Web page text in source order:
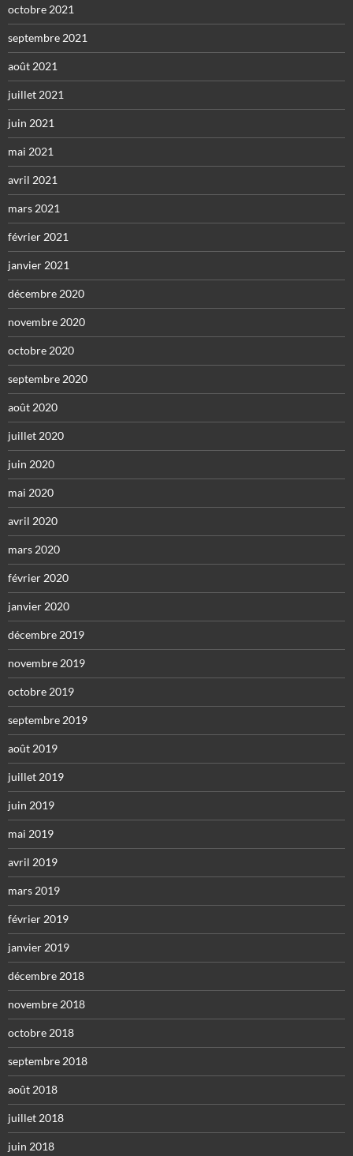
octobre 2021
septembre 2021
août 2021
juillet 2021
juin 2021
mai 2021
avril 2021
mars 2021
février 2021
janvier 2021
décembre 2020
novembre 2020
octobre 2020
septembre 2020
août 2020
juillet 2020
juin 2020
mai 2020
avril 2020
mars 2020
février 2020
janvier 2020
décembre 2019
novembre 2019
octobre 2019
septembre 2019
août 2019
juillet 2019
juin 2019
mai 2019
avril 2019
mars 2019
février 2019
janvier 2019
décembre 2018
novembre 2018
octobre 2018
septembre 2018
août 2018
juillet 2018
juin 2018